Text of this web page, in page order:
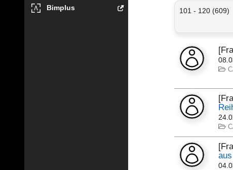
Bimplus 101 - 120 (609)